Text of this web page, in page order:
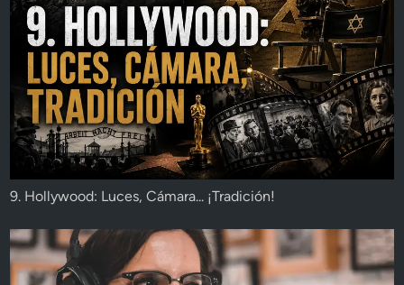
9. Hollywood: Luces, Cámara... ¡Tradición!